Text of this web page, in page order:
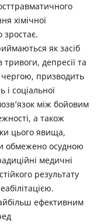
хімічної
зростає.
як засіб
депресії та
призводить
соціальної
між бойовим
а також
цього явища,
обмежено осудною
медичні
результату
ефективним